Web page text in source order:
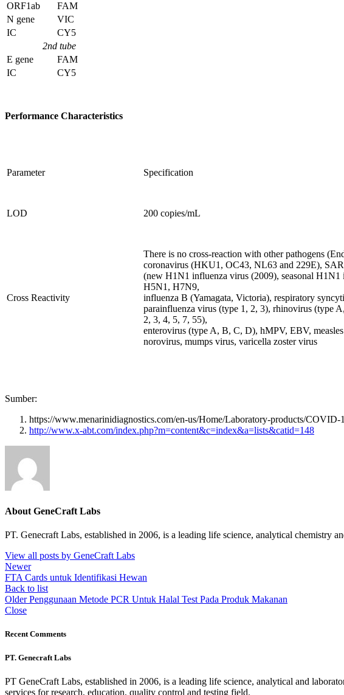
ORF1ab
FAM
N gene
VIC
IC
CY5
2nd tube
E gene
FAM
IC
CY5
Performance Characteristics
Parameter Specification
LOD 200 copies/mL
Cross Reactivity
There is no cross-reaction with other pathogens
coronavirus (HKU1, OC43, NL63 and 229E),
(new H1N1 influenza virus (2009), seasonal
H5N1, H7N9,
influenza B (Yamagata, Victoria), respiratory
parainfluenza virus (type 1, 2, 3), rhinovirus (type
2, 3, 4, 5, 7, 55),
enterovirus (type A, B, C, D), hMPV, EBV,
norovirus, mumps virus, varicella zoster virus
Sumber:
https://www.menarinidiagnostics.com/en-us/Home/Laboratory-products/
http://www.x-abt.com/index.php?m=content&c=index&a=lists&catid=148
About GeneCraft Labs
PT. Genecraft Labs, established in 2006, is a leading life science, analytical chemistry
View all posts by GeneCraft Labs
Newer
FTA Cards untuk Identifikasi Hewan
Back to list
Older Penggunaan Metode PCR Untuk Halal Test Pada Produk Makanan
Close
Recent Comments
PT. Genecraft Labs
PT GeneCraft Labs, established in 2006, is a leading life science, analytical and
services for research, education, quality control and testing field.